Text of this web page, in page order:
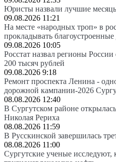
Юристы назвали лучшие
09.08.2026 11:21
На месте «народных троп» в
прокладывать
09.08.2026 10:05
Росстат назвал регионы
200 тысяч рублей
09.08.2026 9:18
Ремонт проспекта Ленина -
дорожной кампании-2026
08.08.2026 12:40
В Сургутском районе
Николая Рериха
08.08.2026 11:59
В Русскинской завершилась
08.08.2026 11:00
Сургутские ученые исследуют,